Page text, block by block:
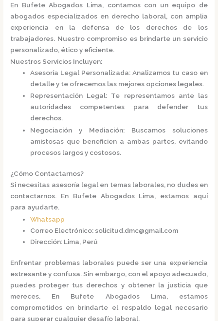
En Bufete Abogados Lima, contamos con un equipo de
abogados especializados en derecho laboral, con amplia
experiencia en la defensa de los derechos de los
trabajadores. Nuestro compromiso es brindarte un servicio
personalizado, ético y eficiente.
Nuestros Servicios Incluyen:
Asesoría Legal Personalizada:Analizamos tu caso en
detalle y te ofrecemos las mejores opciones legales.
Representación Legal: Te representamos ante las
autoridades competentes para defender tus
derechos.
Negociación y Mediación: Buscamos soluciones
amistosas que beneficien a ambas partes, evitando
procesos largos y costosos.
¿Cómo Contactarnos?
Si necesitas asesoría legal en temas laborales, no dudes en
contactarnos.
En Bufete Abogados Lima, estamos aquí
para ayudarte.
Whatsapp
Correo Electrónico: solicitud.dmc@gmail.com
Dirección: Lima, Perú
Enfrentar problemas laborales puede ser una experiencia
estresante y confusa. Sin embargo, con el apoyo adecuado,
puedes proteger tus derechos y obtener la justicia que
mereces.
En Bufete Abogados Lima, estamos
comprometidos en brindarte el respaldo legal necesario
para superar cualquier desafío laboral.